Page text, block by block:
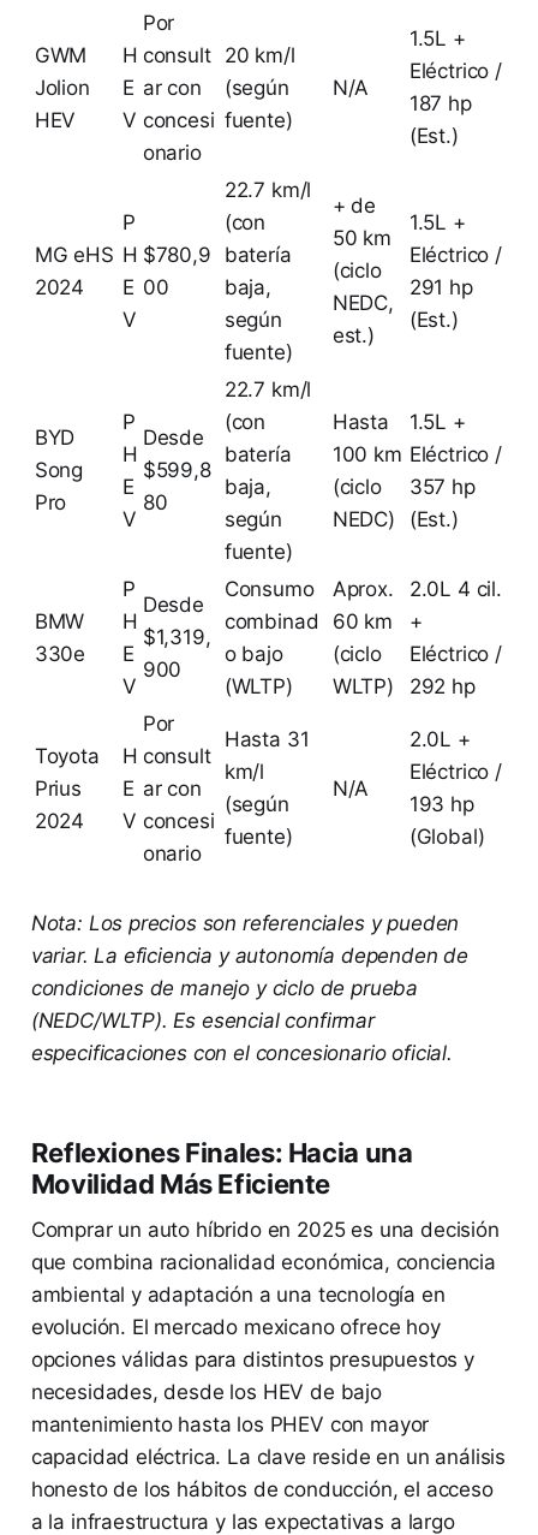
GWM
Jolion
HEV
H
E
V
Por
consult
ar con
concesi
onario
20 km/l
(según
fuente)
N/A
1.5L +
Eléctrico /
187 hp
(Est.)
MG eHS
2024
P
H
E
V
$780,9
00
22.7 km/l
(con
batería
baja,
según
fuente)
+ de
50 km
(ciclo
NEDC,
est.)
1.5L +
Eléctrico /
291 hp
(Est.)
BYD
Song
Pro
P
H
E
V
Desde
$599,8
80
22.7 km/l
(con
batería
baja,
según
fuente)
Hasta
100 km
(ciclo
NEDC)
1.5L +
Eléctrico /
357 hp
(Est.)
BMW
330e
P
H
E
V
Desde
$1,319,
900
Consumo
combinad
o bajo
(WLTP)
Aprox.
60 km
(ciclo
WLTP)
2.0L 4 cil.
+
Eléctrico /
292 hp
Toyota
Prius
2024
H
E
V
Por
consult
ar con
concesi
onario
Hasta 31
km/l
(según
fuente)
N/A
2.0L +
Eléctrico /
193 hp
(Global)
Nota: Los precios son referenciales y pueden
variar. La eficiencia y autonomía dependen de
condiciones de manejo y ciclo de prueba
(NEDC/WLTP). Es esencial confirmar
especificaciones con el concesionario oficial.
Reflexiones Finales: Hacia una
Movilidad Más Eficiente
Comprar un auto híbrido en 2025 es una decisión
que combina racionalidad económica, conciencia
ambiental y adaptación a una tecnología en
evolución. El mercado mexicano ofrece hoy
opciones válidas para distintos presupuestos y
necesidades, desde los HEV de bajo
mantenimiento hasta los PHEV con mayor
capacidad eléctrica. La clave reside en un análisis
honesto de los hábitos de conducción, el acceso
a la infraestructura y las expectativas a largo